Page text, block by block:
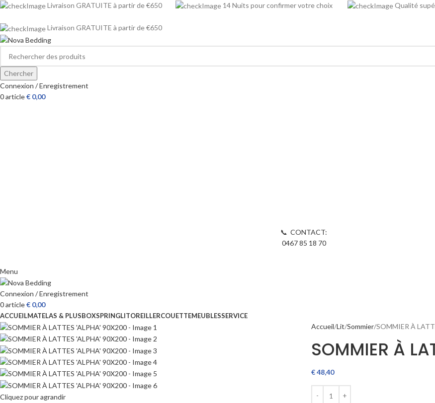
Livraison GRATUITE à partir de €650 14 Nuits pour confirmer votre choix Qualité
Livraison GRATUITE à partir de €650
Chercher
Connexion / Enregistrement
0article€ 0,00
📞 CONTACT:
0467 85 18 70
Menu
Connexion / Enregistrement
0article€ 0,00
ACCUEILMATELAS & PLUSBOXSPRINGLITOREILLERCOUETTEMEUBLESSERVICE
Cliquez pour agrandir
Accueil Lit Sommier SOMMIER À
SOMMIER À
€48,40